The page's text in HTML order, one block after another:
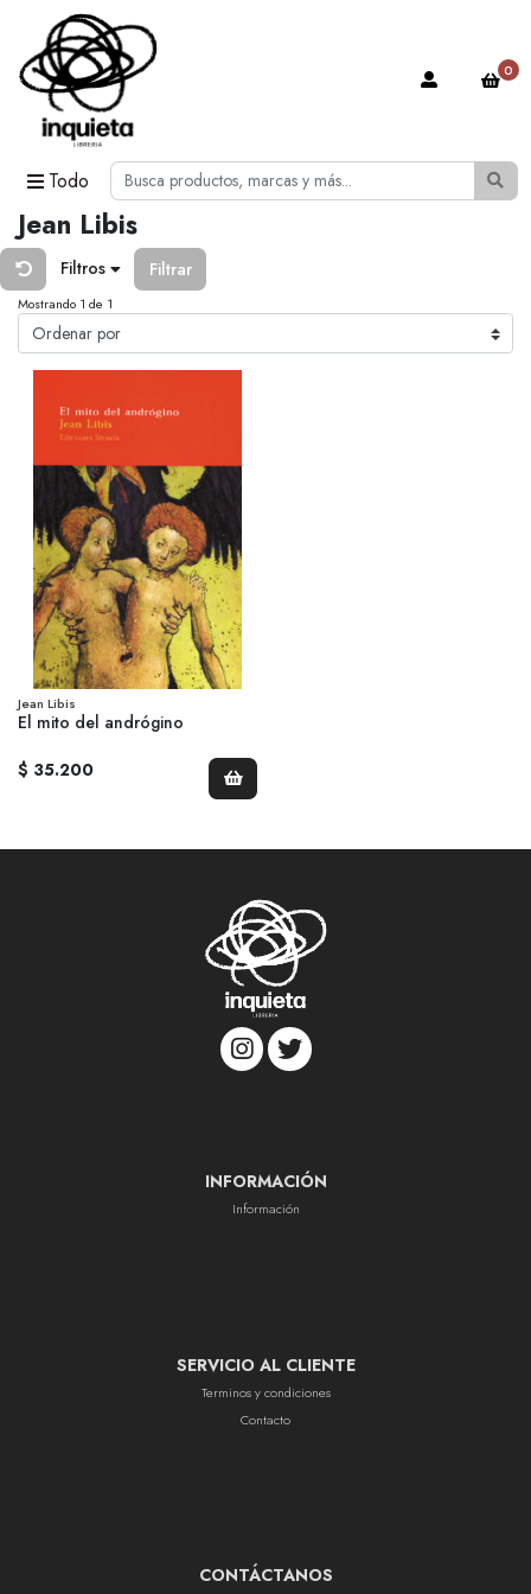
Todo
0
Jean Libis
Filtros Filtrar
Mostrando 1 de 1
Jean Libis
El mito del andrógino
$ 35.200
INFORMACIÓN
Información
SERVICIO AL CLIENTE
Terminos y condiciones
Contacto
CONTÁCTANOS